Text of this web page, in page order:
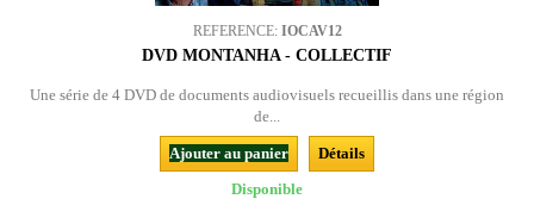
REFERENCE: IOCAV12
DVD MONTANHA - COLLECTIF
Une série de 4 DVD de documents audiovisuels recueillis dans une région
de...
Ajouter au panier
Détails
Disponible